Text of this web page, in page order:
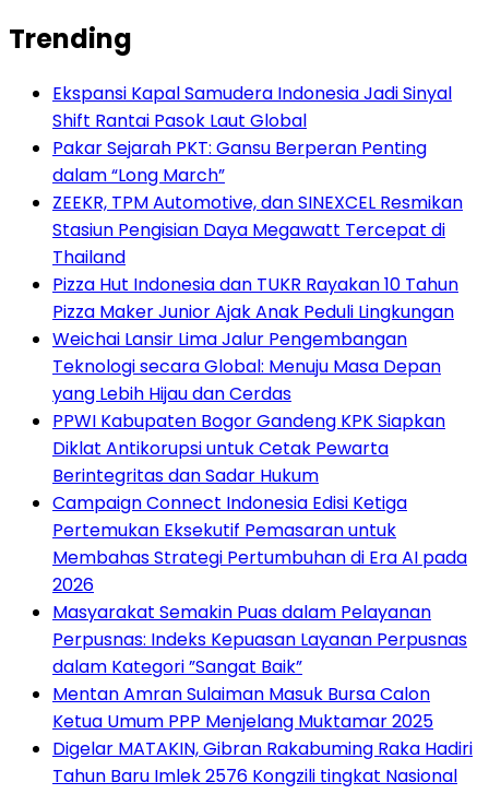
Trending
Ekspansi Kapal Samudera Indonesia Jadi Sinyal
Shift Rantai Pasok Laut Global
Pakar Sejarah PKT: Gansu Berperan Penting
dalam “Long March”
ZEEKR, TPM Automotive, dan SINEXCEL Resmikan
Stasiun Pengisian Daya Megawatt Tercepat di
Thailand
Pizza Hut Indonesia dan TUKR Rayakan 10 Tahun
Pizza Maker Junior Ajak Anak Peduli Lingkungan
Weichai Lansir Lima Jalur Pengembangan
Teknologi secara Global: Menuju Masa Depan
yang Lebih Hijau dan Cerdas
PPWI Kabupaten Bogor Gandeng KPK Siapkan
Diklat Antikorupsi untuk Cetak Pewarta
Berintegritas dan Sadar Hukum
Campaign Connect Indonesia Edisi Ketiga
Pertemukan Eksekutif Pemasaran untuk
Membahas Strategi Pertumbuhan di Era AI pada
2026
Masyarakat Semakin Puas dalam Pelayanan
Perpusnas: Indeks Kepuasan Layanan Perpusnas
dalam Kategori ”Sangat Baik”
Mentan Amran Sulaiman Masuk Bursa Calon
Ketua Umum PPP Menjelang Muktamar 2025
Digelar MATAKIN, Gibran Rakabuming Raka Hadiri
Tahun Baru Imlek 2576 Kongzili tingkat Nasional